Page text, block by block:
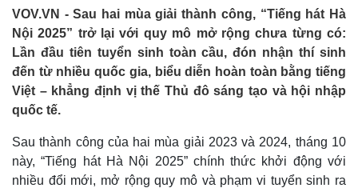
VOV.VN - Sau hai mùa giải thành công, “Tiếng hát Hà
Nội 2025” trở lại với quy mô mở rộng chưa từng có:
Lần đầu tiên tuyển sinh toàn cầu, đón nhận thí sinh
đến từ nhiều quốc gia, biểu diễn hoàn toàn bằng tiếng
Việt – khẳng định vị thế Thủ đô sáng tạo và hội nhập
quốc tế.
Sau thành công của hai mùa giải 2023 và 2024, tháng 10
này, “Tiếng hát Hà Nội 2025” chính thức khởi động với
nhiều đổi mới, mở rộng quy mô và phạm vi tuyển sinh ra